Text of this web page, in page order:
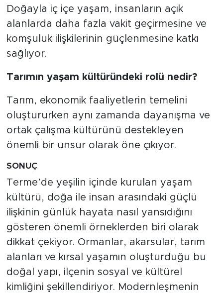
Doğayla iç içe yaşam, insanların açık
alanlarda daha fazla vakit geçirmesine ve
komşuluk ilişkilerinin güçlenmesine katkı
sağlıyor.
Tarımın yaşam kültüründeki rolü nedir?
Tarım, ekonomik faaliyetlerin temelini
oluştururken aynı zamanda dayanışma ve
ortak çalışma kültürünü destekleyen
önemli bir unsur olarak öne çıkıyor.
SONUÇ
Terme’de yeşilin içinde kurulan yaşam
kültürü, doğa ile insan arasındaki güçlü
ilişkinin günlük hayata nasıl yansıdığını
gösteren önemli örneklerden biri olarak
dikkat çekiyor. Ormanlar, akarsular, tarım
alanları ve kırsal yaşamın oluşturduğu bu
doğal yapı, ilçenin sosyal ve kültürel
kimliğini şekillendiriyor. Modernleşmenin